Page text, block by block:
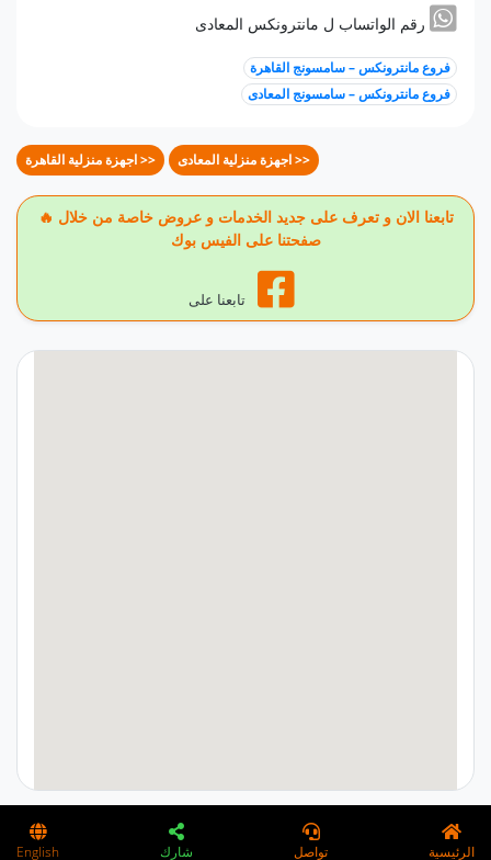
فروع مانترونكس – سامسونج القاهرة
فروع مانترونكس – سامسونج المعادى
اجهزة منزلية القاهرة >> اجهزة منزلية المعادى >>
🔥 تابعنا الان و تعرف على جديد الخدمات و عروض خاصة من خلال
صفحتنا على الفيس بوك
تابعنا على
google maps on webpage
الرئيسية تواصل شارك English